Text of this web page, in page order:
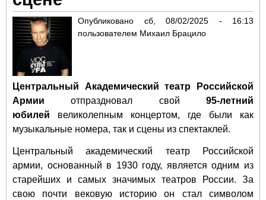
Опубликовано сб, 08/02/2025 - 16:13
пользователем Михаил Брацило
Центральный Академический театр Российской
Армии отпраздновал свой 95-летний
юбилей великолепным концертом, где были как
музыкальные номера, так и сцены из спектаклей.
Центральный академический театр Российской
армии, основанный в 1930 году, является одним из
старейших и самых значимых театров России. За
свою почти вековую историю он стал символом